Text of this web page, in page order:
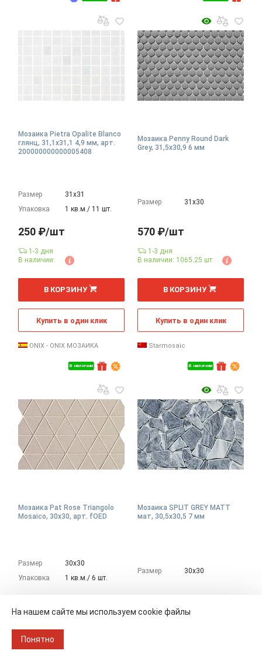
Мозаика Pietra Opalite Blanco
глянц, 31,1x31,1 4,9 мм, арт.
200000000000005408
Размер
31х31
Упаковка
1 кв.м./ 11 шт.
В наличии
250 ₽/шт
1-3 дня
В наличии:
шт
В КОРЗИНУ
Купить в один клик
ONIX - ONIX МОЗАИКА
Мозаика Penny Round Dark
Grey, 31,5x30,9 6 мм
Размер 31х30
В наличии
570 ₽/шт
1-3 дня
В наличии: 1065.25 шт
В КОРЗИНУ
Купить в один клик
Starmosaic
Мозаика Pat Rose Triangolo
Mosaico, 30x30, арт. fOED
Размер
30х30
Упаковка
1 кв.м./ 6 шт.
В наличии: 26 шт
Мозаика SPLIT GREY MATT
мат, 30,5x30,5 7 мм
Размер 30х30
На нашем сайте мы используем cookie файлы
Понятно